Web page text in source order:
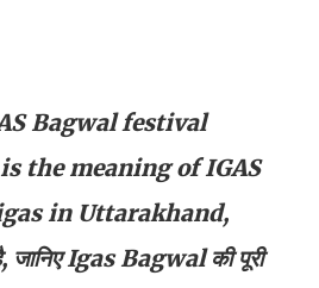
Bagwal festival
the meaning of IGAS
in Uttarakhand,
जानिए Igas Bagwal की पूरी